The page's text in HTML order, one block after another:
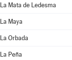
La Mata de Ledesma
La Maya
La Orbada
La Peña